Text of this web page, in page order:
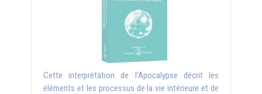
Cette interprétation de l’Apocalypse décrit les
éléments et les processus de la vie intérieure et de